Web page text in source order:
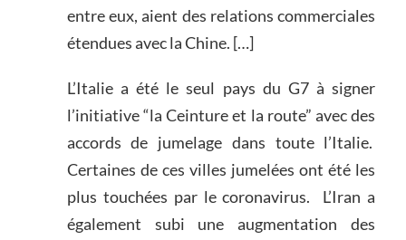
entre eux, aient des relations commerciales
étendues avec la Chine. […]
L’Italie a été le seul pays du G7 à signer
l’initiative “la Ceinture et la route” avec des
accords de jumelage dans toute l’Italie.
Certaines de ces villes jumelées ont été les
plus touchées par le coronavirus. L’Iran a
également subi une augmentation des